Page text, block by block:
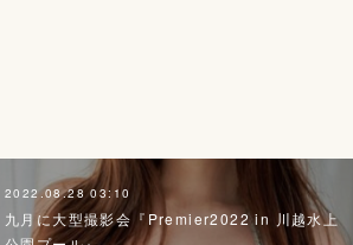
2022.08.28 03:10
九月に大型撮影会『Premier2022 in 川越水上